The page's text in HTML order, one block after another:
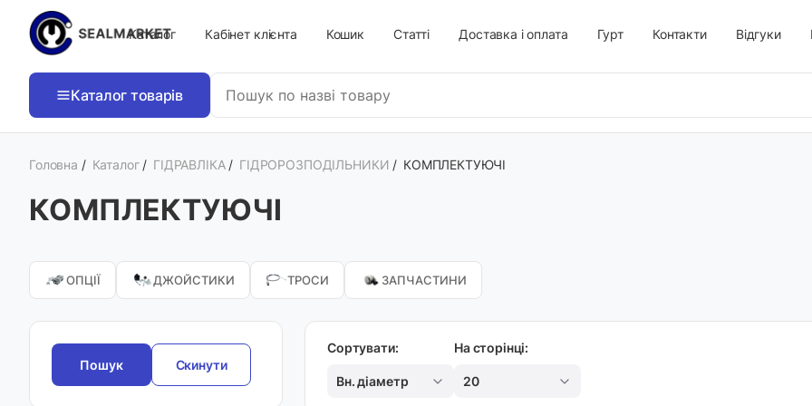
Каталог Кабінет клієнта Кошик Статті Доставка і оплата Гурт Контакти Відгуки
Каталог товарів
Головна / Каталог / ГІДРАВЛІКА / ГІДРОРОЗПОДІЛЬНИКИ / КОМПЛЕКТУЮЧІ
КОМПЛЕКТУЮЧІ
ОПЦІЇ ДЖОЙСТИКИ ТРОСИ ЗАПЧАСТИНИ
Скинути
Сортувати:
Вн. діаметр
На сторінці:
20